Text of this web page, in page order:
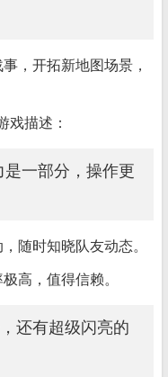
，开拓新地图场景，
戏描述：
一部分，操作更
随时知晓队友动态。
高，值得信赖。
还有超级闪亮的